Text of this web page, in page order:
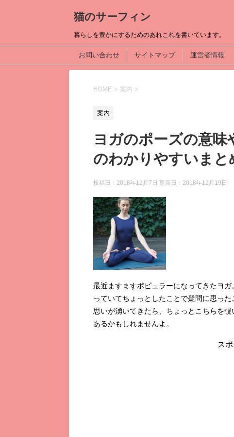
猫のサーフィン
暮らしを豊かにするためのあれこれを書いています。
お問い合わせ サイトマップ 運営者情報
HOME > 案内 >
案内
ヨガのポーズの意
のわかりやすいまと
投稿日：2018年12月7日 更新日： 2018年12月19日
最近ますますポピュラーになってきたヨ
っていてちょっとしたことで疑問に思っ
思いが湧いてきたら、ちょっとこちらを
あるかもしれませんよ。
ス